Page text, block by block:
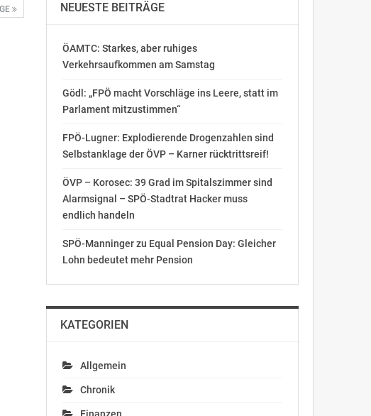
NEUESTE BEITRÄGE
ÖAMTC: Starkes, aber ruhiges
Verkehrsaufkommen am Samstag
Gödl: „FPÖ macht Vorschläge ins Leere, statt im
Parlament mitzustimmen“
FPÖ-Lugner: Explodierende Drogenzahlen sind
Selbstanklage der ÖVP – Karner rücktrittsreif!
ÖVP – Korosec: 39 Grad im Spitalszimmer sind
Alarmsignal – SPÖ-Stadtrat Hacker muss
endlich handeln
SPÖ-Manninger zu Equal Pension Day: Gleicher
Lohn bedeutet mehr Pension
KATEGORIEN
Allgemein
Chronik